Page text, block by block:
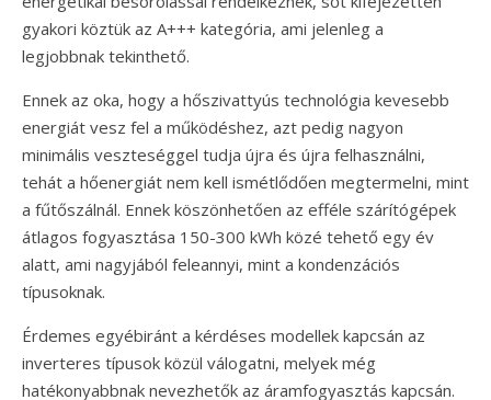
gyakori köztük az A+++ kategória, ami jelenleg a
legjobbnak tekinthető.
Ennek az oka, hogy a hőszivattyús technológia kevesebb
energiát vesz fel a működéshez, azt pedig nagyon
minimális veszteséggel tudja újra és újra felhasználni,
tehát a hőenergiát nem kell ismétlődően megtermelni, mint
a fűtőszálnál. Ennek köszönhetően az efféle szárítógépek
átlagos fogyasztása 150-300 kWh közé tehető egy év
alatt, ami nagyjából feleannyi, mint a kondenzációs
típusoknak.
Érdemes egyébiránt a kérdéses modellek kapcsán az
inverteres típusok közül válogatni, melyek még
hatékonyabbnak nevezhetők az áramfogyasztás kapcsán.